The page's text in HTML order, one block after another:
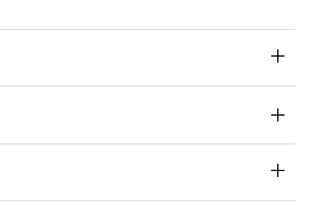
りを防ぐ
トにも、ほこりやゴミの侵
が付いているので安心で